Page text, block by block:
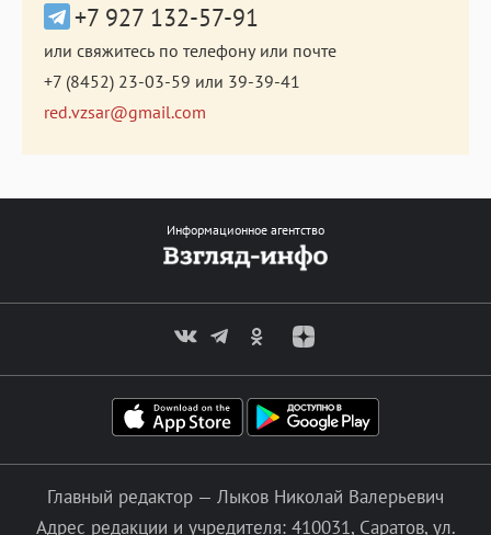
+7 927 132-57-91
или свяжитесь по телефону или почте
+7 (8452) 23-03-59 или 39-39-41
red.vzsar@gmail.com
Информационное агентство
Главный редактор — Лыков Николай Валерьевич
Адрес редакции и учредителя: 410031, Саратов, ул.